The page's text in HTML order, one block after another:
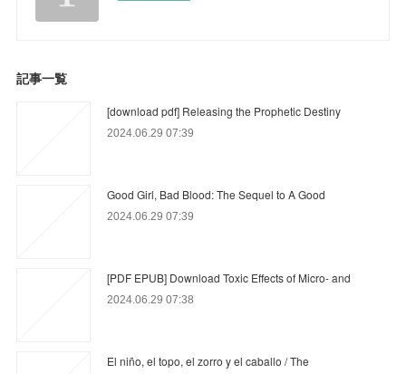
記事一覧
[download pdf] Releasing the Prophetic Destiny
2024.06.29 07:39
Good Girl, Bad Blood: The Sequel to A Good
2024.06.29 07:39
[PDF EPUB] Download Toxic Effects of Micro- and
2024.06.29 07:38
El niño, el topo, el zorro y el caballo / The